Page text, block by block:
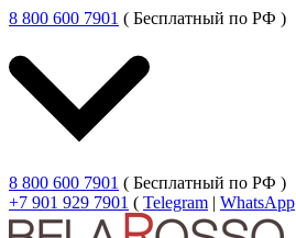
8 800 600 7901 ( Бесплатный по РФ )
8 800 600 7901 ( Бесплатный по РФ )
+7 901 929 7901 ( Telegram | WhatsApp